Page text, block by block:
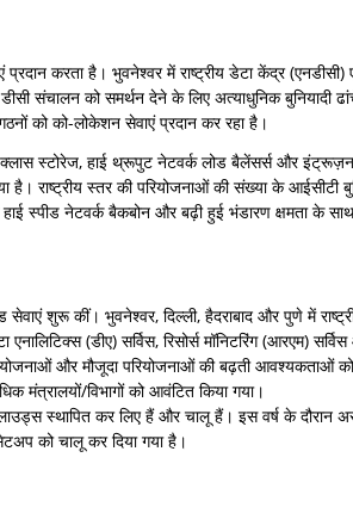
प्रदान करता है। भुवनेश्वर में राष्ट्रीय डेटा केंद्र
संचालन को समर्थन देने के लिए अत्याधुनिक बुनियादी ढांचे
को को-लोकेशन सेवाएं प्रदान कर रहा है।
क्लास स्टोरेज, हाई थ्रूपुट नेटवर्क लोड बैलेंसर्स और
स्तर की परियोजनाओं की संख्या के आईसीटी
स्पीड नेटवर्क बैकबोन और बढ़ी हुई भंडारण क्षमता के साथ
शुरू कीं। भुवनेश्वर, दिल्ली, हैदराबाद और पुणे में
एनालिटिक्स (डीए) सर्विस, रिसोर्स मॉनिटरिंग (आरएम)
और मौजूदा परियोजनाओं की बढ़ती
मंत्रालयों/विभागों को आवंटित किया गया।
स्थापित कर लिए हैं और चालू हैं। इस वर्ष के दौरान
को चालू कर दिया गया है।